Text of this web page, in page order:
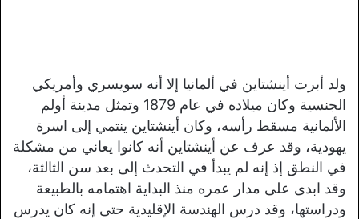
ولد أبرت أينشتاين في ألمانيا إلا أنه سويسري وأمريكي
الجنسية وكان ميلاده في عام 1879 وتمثل مدينة أولم
الألمانية مسقط رأسه، وكان أينشتاين ينتمي إلى اسرة
يهودية، وقد عرف عن أينشتاين أنه كانوا يعاني من مشكلة
في النطق إذ إنه لم يبدأ في التحدث إلى بعد سن الثالثة،
وقد ابدى على مدار عمره منذ البداية اهتمامه بالطبيعة
ودراستها، وقد درس الهندسة الإقليدية حتى إنه كان يدرس